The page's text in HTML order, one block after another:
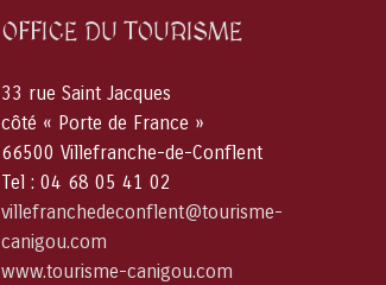
OFFICE DU TOURISME
33 rue Saint Jacques
côté « Porte de France »
66500 Villefranche-de-Conflent
Tel : 04 68 05 41 02
villefranchedeconflent@tourisme-
canigou.com
www.tourisme-canigou.com